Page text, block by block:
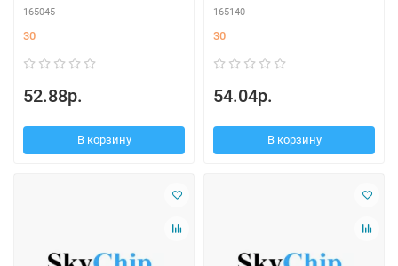
165045
30
52.88р.
В корзину
165140
30
54.04р.
В корзину